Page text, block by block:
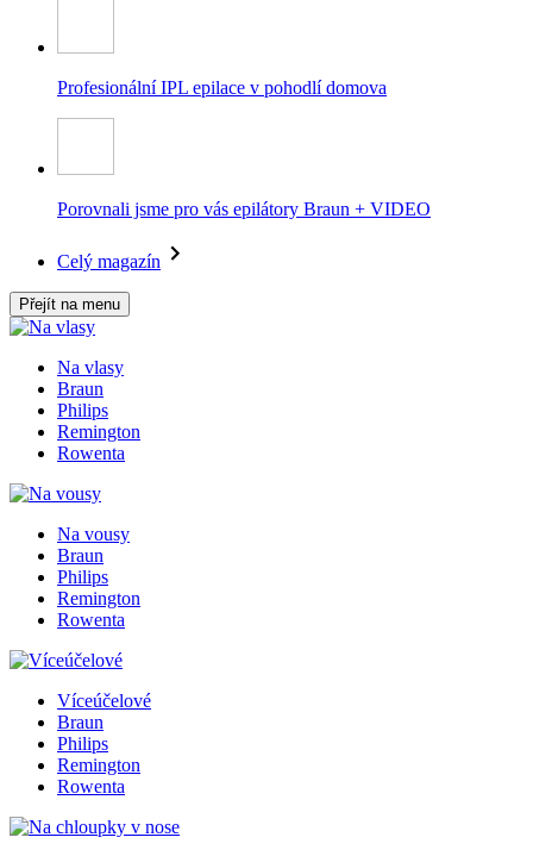
Profesionální IPL epilace v pohodlí domova
Porovnali jsme pro vás epilátory Braun + VIDEO
Celý magazín
Přejít na menu
Na vlasy
Braun
Philips
Remington
Rowenta
Na vousy
Braun
Philips
Remington
Rowenta
Víceúčelové
Braun
Philips
Remington
Rowenta